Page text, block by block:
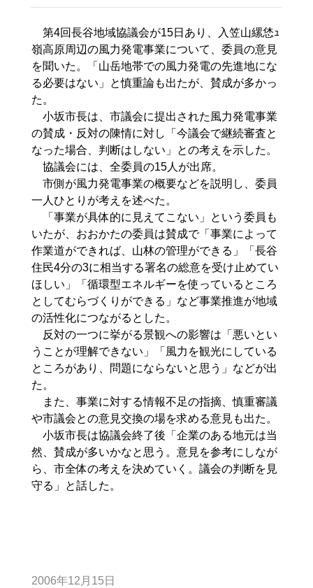
第4回長谷地域協議会が15日あり、入笠山縲恷ｭ
嶺高原周辺の風力発電事業について、委員の意見
を聞いた。「山岳地帯での風力発電の先進地にな
る必要はない」と慎重論も出たが、賛成が多かっ
た。
小坂市長は、市議会に提出された風力発電事業
の賛成・反対の陳情に対し「今議会で継続審査と
なった場合、判断はしない」との考えを示した。
協議会には、全委員の15人が出席。
市側が風力発電事業の概要などを説明し、委員
一人ひとりが考えを述べた。
「事業が具体的に見えてこない」という委員も
いたが、おおかたの委員は賛成で「事業によって
作業道ができれば、山林の管理ができる」「長谷
住民4分の3に相当する署名の総意を受け止めてい
ほしい」「循環型エネルギーを使っているところ
としてむらづくりができる」など事業推進が地域
の活性化につながるとした。
反対の一つに挙がる景観への影響は「悪いとい
うことが理解できない」「風力を観光にしている
ところがあり、問題にならないと思う」などが出
た。
また、事業に対する情報不足の指摘、慎重審議
や市議会との意見交換の場を求める意見も出た。
小坂市長は協議会終了後「企業のある地元は当
然、賛成が多いかなと思う。意見を参考にしなが
ら、市全体の考えを決めていく。議会の判断を見
守る」と話した。
2006年12月15日